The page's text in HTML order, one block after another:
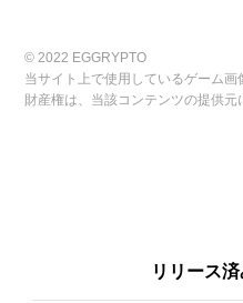
© 2022 EGGRYPTO
当サイト上で使用しているゲーム
財産権は、当該コンテンツの提供元
リリース